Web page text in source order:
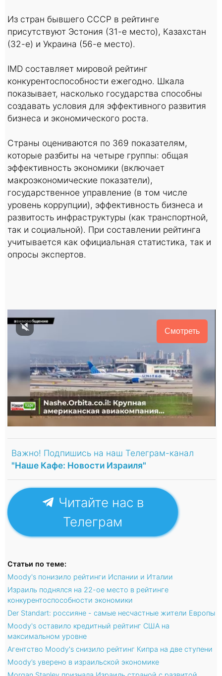
Из стран бывшего СССР в рейтинге
присутствуют Эстония (31-е место), Казахстан
(32-е) и Украина (56-е место).
IMD составляет мировой рейтинг
конкурентоспособности ежегодно. Шкала
показывает, насколько государства способны
создавать условия для эффективного развития
бизнеса и экономического роста.
Страны оцениваются по 369 показателям,
которые разбиты на четыре группы: общая
эффективность экономики (включает
макроэкономические показатели),
государственное управление (в том числе
уровень коррупции), эффективность бизнеса и
развитость инфраструктуры (как транспортной,
так и социальной). При составлении рейтинга
учитывается как официальная статистика, так и
опросы экспертов.
Смотреть
Важно! Подпишись на наш Телеграм-канал
"Наше Кафе: Новости Израиля"
Читайте нас в
Телеграм
Статьи по теме:
Moody's понизило рейтинги Испании и Италии
Израиль поднялся на 22-ое место в рейтинге
конкурентоспособности экономики
Der Standart: россияне - самые несчастные жители Европы
Moody's оставило кредитный рейтинг США на
максимальном уровне
Агентство Moody's снизило рейтинг Кипра на две ступени
Moody’s уверено в израильской экономике